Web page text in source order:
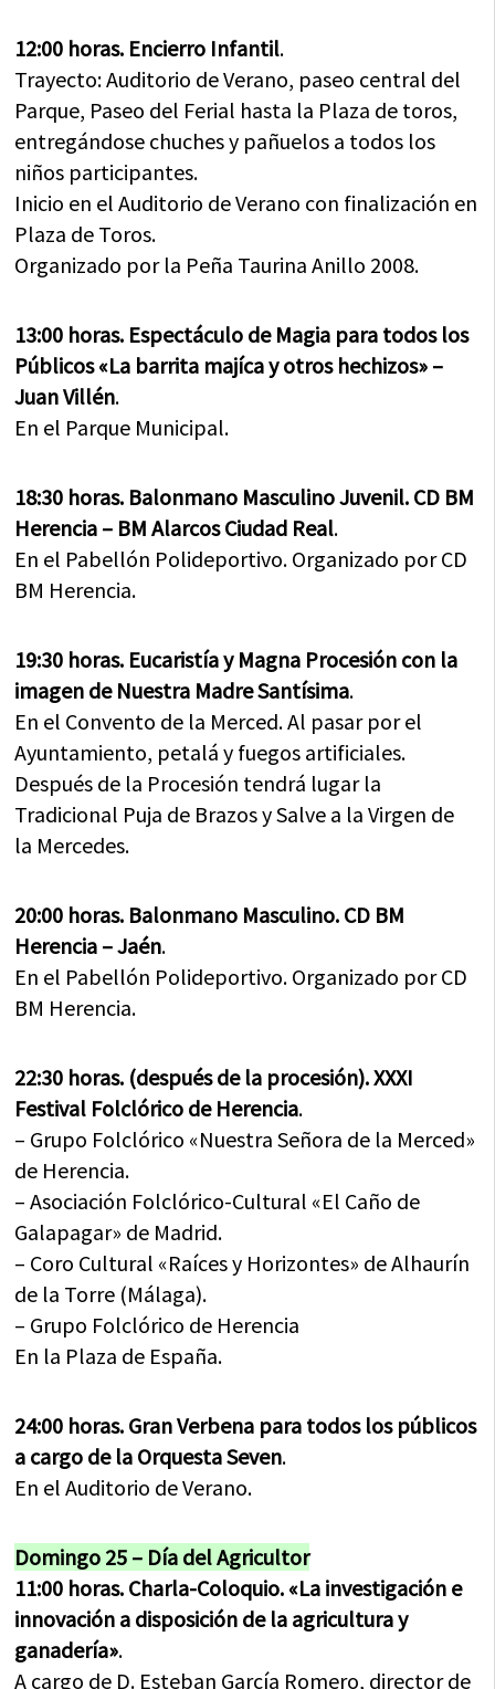
12:00 horas. Encierro Infantil.
Trayecto: Auditorio de Verano, paseo central del
Parque, Paseo del Ferial hasta la Plaza de toros,
entregándose chuches y pañuelos a todos los
niños participantes.
Inicio en el Auditorio de Verano con finalización en
Plaza de Toros.
Organizado por la Peña Taurina Anillo 2008.
13:00 horas. Espectáculo de Magia para todos los
Públicos «La barrita majíca y otros hechizos» –
Juan Villén.
En el Parque Municipal.
18:30 horas. Balonmano Masculino Juvenil. CD BM
Herencia – BM Alarcos Ciudad Real.
En el Pabellón Polideportivo. Organizado por CD
BM Herencia.
19:30 horas. Eucaristía y Magna Procesión con la
imagen de Nuestra Madre Santísima.
En el Convento de la Merced. Al pasar por el
Ayuntamiento, petalá y fuegos artificiales.
Después de la Procesión tendrá lugar la
Tradicional Puja de Brazos y Salve a la Virgen de
la Mercedes.
20:00 horas. Balonmano Masculino. CD BM
Herencia – Jaén.
En el Pabellón Polideportivo. Organizado por CD
BM Herencia.
22:30 horas. (después de la procesión). XXXI
Festival Folclórico de Herencia.
– Grupo Folclórico «Nuestra Señora de la Merced»
de Herencia.
– Asociación Folclórico-Cultural «El Caño de
Galapagar» de Madrid.
– Coro Cultural «Raíces y Horizontes» de Alhaurín
de la Torre (Málaga).
– Grupo Folclórico de Herencia
En la Plaza de España.
24:00 horas. Gran Verbena para todos los públicos
a cargo de la Orquesta Seven.
En el Auditorio de Verano.
Domingo 25 – Día del Agricultor
11:00 horas. Charla-Coloquio. «La investigación e
innovación a disposición de la agricultura y
ganadería».
A cargo de D. Esteban García Romero, director de